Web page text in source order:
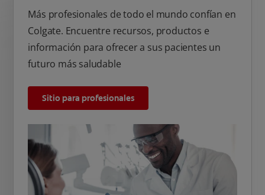
Más profesionales de todo el mundo confían en
Colgate. Encuentre recursos, productos e
información para ofrecer a sus pacientes un
futuro más saludable
Sitio para profesionales